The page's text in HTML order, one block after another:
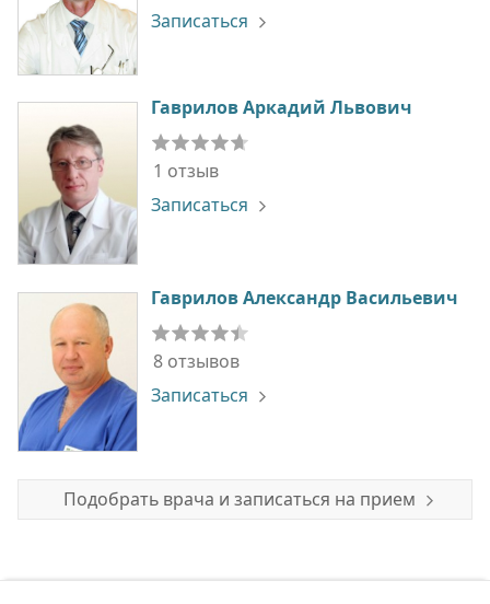
Записаться
Гаврилов Аркадий Львович
1 отзыв
Записаться
Гаврилов Александр Васильевич
8 отзывов
Записаться
Подобрать врача и записаться на прием